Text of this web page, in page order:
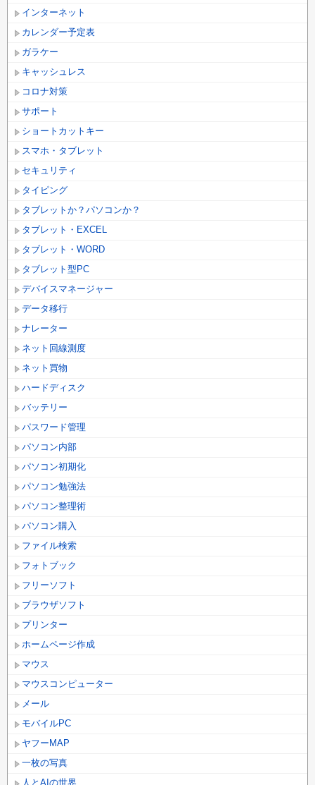
インターネット
カレンダー予定表
ガラケー
キャッシュレス
コロナ対策
サポート
ショートカットキー
スマホ・タブレット
セキュリティ
タイピング
タブレットか？パソコンか？
タブレット・EXCEL
タブレット・WORD
タブレット型PC
デバイスマネージャー
データ移行
ナレーター
ネット回線測度
ネット買物
ハードディスク
バッテリー
パスワード管理
パソコン内部
パソコン初期化
パソコン勉強法
パソコン整理術
パソコン購入
ファイル検索
フォトブック
フリーソフト
ブラウザソフト
プリンター
ホームページ作成
マウス
マウスコンピューター
メール
モバイルPC
ヤフーMAP
一枚の写真
人とAIの世界